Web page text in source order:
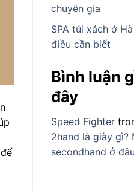
chuyên gia
SPA túi xách ở
điều cần biết
Bình luận
đây
Speed Fighter
2hand là giày gì?
secondhand ở